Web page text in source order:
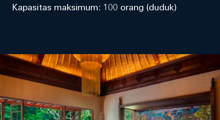
Kapasitas maksimum: 100 orang (duduk)